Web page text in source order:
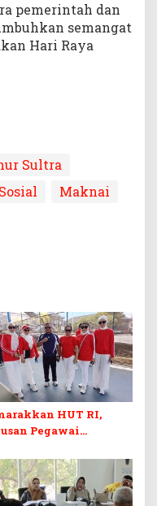
pemerintah dan
semangat
Hari Raya
Sultra
Maknai
HUT RI,
Pegawai
Lomba Bola Gotong